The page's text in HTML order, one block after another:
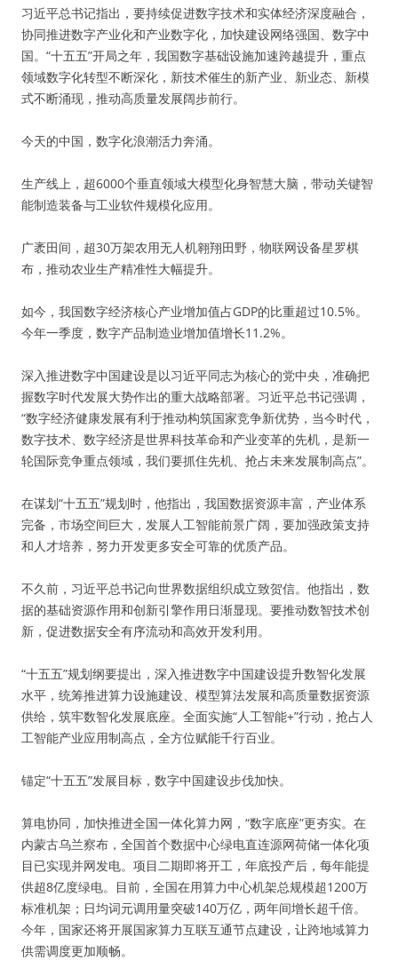
习近平总书记指出，要持续促进数字技术和实体经济深度融合，
协同推进数字产业化和产业数字化，加快建设网络强国、数字中
国。“十五五”开局之年，我国数字基础设施加速跨越提升，重点
领域数字化转型不断深化，新技术催生的新产业、新业态、新模
式不断涌现，推动高质量发展阔步前行。
今天的中国，数字化浪潮活力奔涌。
生产线上，超6000个垂直领域大模型化身智慧大脑，带动关键智
能制造装备与工业软件规模化应用。
广袤田间，超30万架农用无人机翱翔田野，物联网设备星罗棋
布，推动农业生产精准性大幅提升。
如今，我国数字经济核心产业增加值占GDP的比重超过10.5%。
今年一季度，数字产品制造业增加值增长11.2%。
深入推进数字中国建设是以习近平同志为核心的党中央，准确把
握数字时代发展大势作出的重大战略部署。习近平总书记强调，
“数字经济健康发展有利于推动构筑国家竞争新优势，当今时代，
数字技术、数字经济是世界科技革命和产业变革的先机，是新一
轮国际竞争重点领域，我们要抓住先机、抢占未来发展制高点”。
在谋划“十五五”规划时，他指出，我国数据资源丰富，产业体系
完备，市场空间巨大，发展人工智能前景广阔，要加强政策支持
和人才培养，努力开发更多安全可靠的优质产品。
不久前，习近平总书记向世界数据组织成立致贺信。他指出，数
据的基础资源作用和创新引擎作用日渐显现。要推动数智技术创
新，促进数据安全有序流动和高效开发利用。
“十五五”规划纲要提出，深入推进数字中国建设提升数智化发展
水平，统筹推进算力设施建设、模型算法发展和高质量数据资源
供给，筑牢数智化发展底座。全面实施“人工智能+”行动，抢占人
工智能产业应用制高点，全方位赋能千行百业。
锚定“十五五”发展目标，数字中国建设步伐加快。
算电协同，加快推进全国一体化算力网，“数字底座”更夯实。在
内蒙古乌兰察布，全国首个数据中心绿电直连源网荷储一体化项
目已实现并网发电。项目二期即将开工，年底投产后，每年能提
供超8亿度绿电。目前，全国在用算力中心机架总规模超1200万
标准机架；日均词元调用量突破140万亿，两年间增长超千倍。
今年，国家还将开展国家算力互联互通节点建设，让跨地域算力
供需调度更加顺畅。